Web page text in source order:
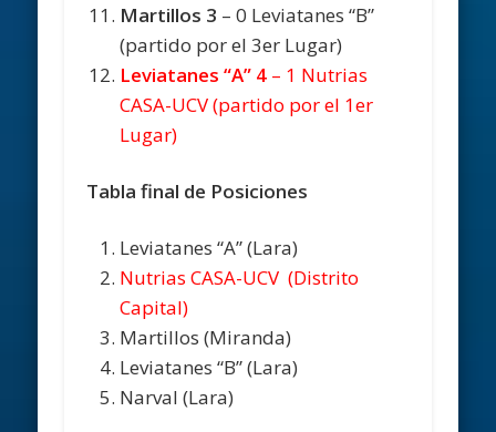
Martillos 3 – 0 Leviatanes “B”
(partido por el 3er Lugar)
Leviatanes “A” 4 – 1 Nutrias
CASA-UCV (partido por el 1er
Lugar)
Tabla final de Posiciones
Leviatanes “A” (Lara)
Nutrias CASA-UCV (Distrito
Capital)
Martillos (Miranda)
Leviatanes “B” (Lara)
Narval (Lara)